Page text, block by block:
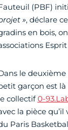
(PBF)
», déclare
en bois,
le deuxième
garçon est
collectif0-
la pièce
Paris